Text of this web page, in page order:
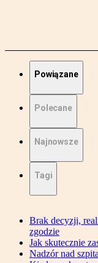
Powiązane
Polecane
Najnowsze
Tagi
Brak decyzji,
zgodzie
Jak skutecznie
Nadzór nad